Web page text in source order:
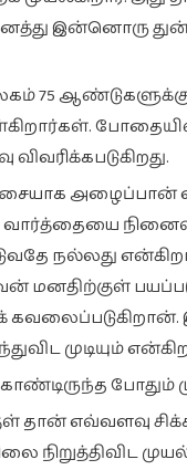
இன்னொரு
75
அழைப்பான்
நல்லது
மனதிற்குள்
முடியும்
போதும்
தான்
நிறுத்திவிட